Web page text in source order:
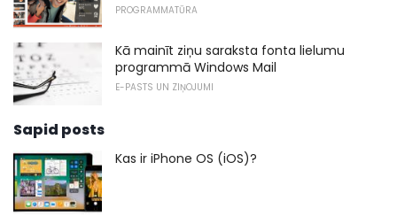
PROGRAMMATŪRA
Kā mainīt ziņu saraksta fonta lielumu
programmā Windows Mail
E-PASTS UN ZIŅOJUMI
Sapid posts
Kas ir iPhone OS (iOS)?